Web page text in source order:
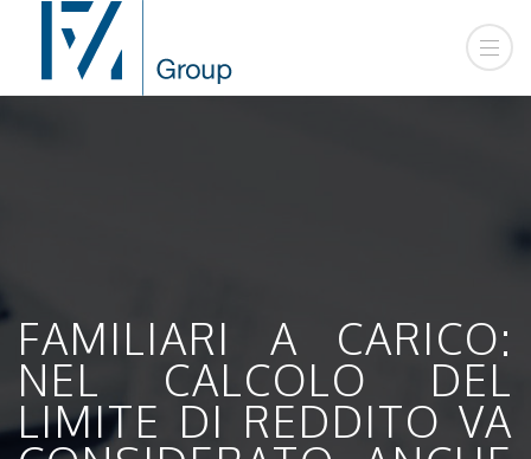
FAMILIARI A CARICO:
NEL CALCOLO DEL
LIMITE DI REDDITO VA